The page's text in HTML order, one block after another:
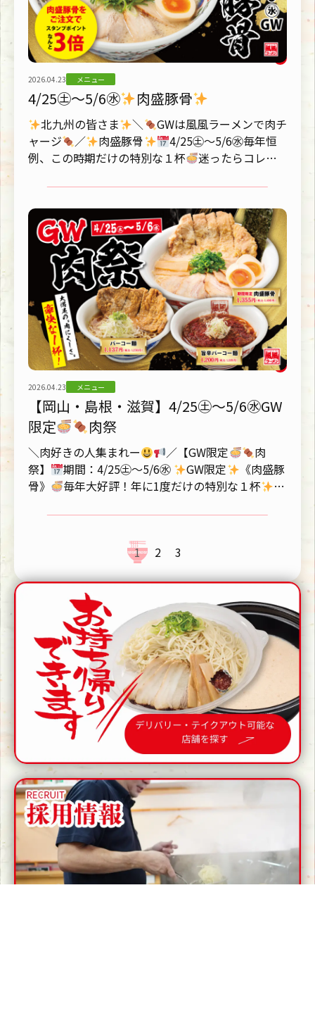
2026.04.23 メニュー
4/25㊏～5/6㊌ 肉盛豚骨
北九州の皆さま ＼
GWは風風ラーメンで肉チ
ャージ
／ 肉盛豚骨
4/25㊏～5/6㊌毎年恒
例、この時期だけの特別な１杯
迷ったらコレ１
2026.04.23 メニュー
【岡山・島根・滋賀】4/25㊏〜5/6㊌GW
限定
肉祭
＼肉好きの人集まれー ／【GW限定
肉
祭】
期間：4/25㊏〜5/6㊌ GW限定
《肉盛豚
骨》
毎年大好評！年に1度だけの特別な１杯
パ
1 2 3